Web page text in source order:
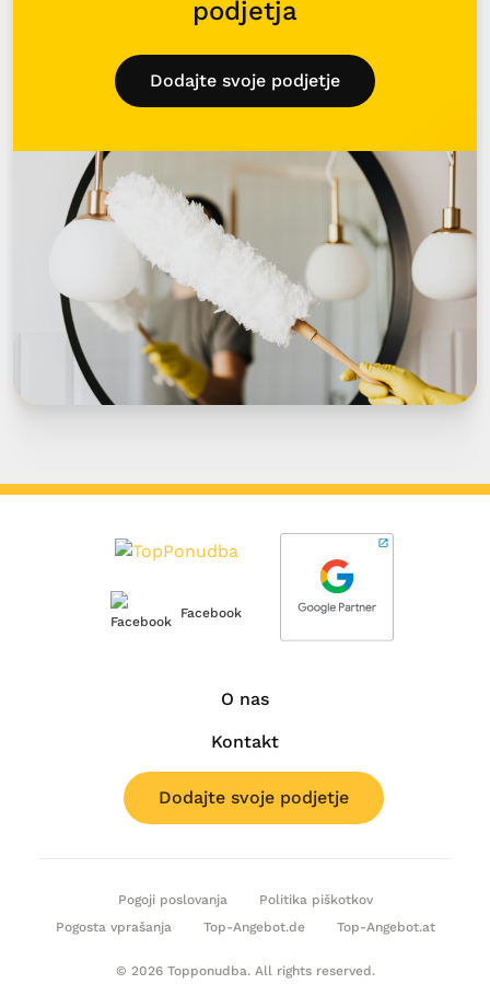
podjetja
Dodajte svoje podjetje
Facebook
O nas
Kontakt
Dodajte svoje podjetje
Pogoji poslovanja
Politika piškotkov
Pogosta vprašanja
Top-Angebot.de Top-Angebot.at
© 2026 Topponudba. All rights reserved.